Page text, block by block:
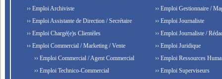
›› Emploi Archiviste
›› Emploi Assistante de Direction / Secrétaire
›› Emploi Chargé(e)s Clientèles
›› Emploi Commercial / Marketing / Vente
›› Emploi Commercial / Agent Commercial
›› Emploi Technico-Commercial
›› Emploi Gestionnaire /
›› Emploi Journaliste
›› Emploi Journaliste /
›› Emploi Juridique
›› Emploi Ressources
›› Emploi Superviseurs